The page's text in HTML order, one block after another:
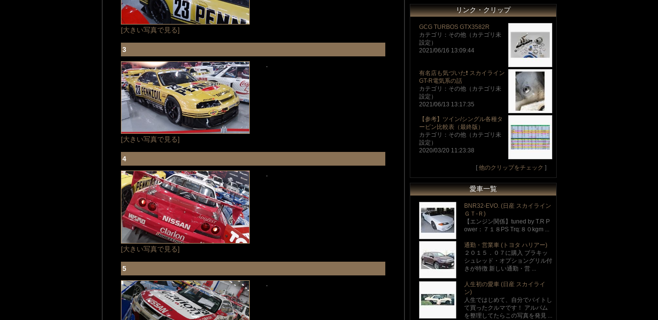
[大きい写真で見る]
3
[大きい写真で見る]
・
4
[大きい写真で見る]
・
5
・
リンク・クリップ
GCG TURBOS GTX3582R
カテゴリ：その他（カテゴリ未
設定）
2021/06/16 13:09:44
有名店も気づいた❗️ スカイライン
GT-R電気系の話
カテゴリ：その他（カテゴリ未
設定）
2021/06/13 13:17:35
【参考】ツイン/シングル各種タ
ービン比較表（最終版）
カテゴリ：その他（カテゴリ未
設定）
2020/03/20 11:23:38
[ 他のクリップをチェック ]
愛車一覧
BNR32-EVO. (日産 スカイライン
ＧＴ‐Ｒ)
【エンジン関係】tuned by T.R P
ower：７１８PS Trq:８０kgm ...
通勤・営業車 (トヨタ ハリアー)
２０１５．０７に購入 ブラキッ
シュレッド・オプショングリル付
きが特徴 新しい通勤・営 ...
人生初の愛車 (日産 スカイライ
ン)
人生ではじめて、自分でバイトし
て買ったクルマです！ アルバム
を整理してたらこの写真を発見 ...